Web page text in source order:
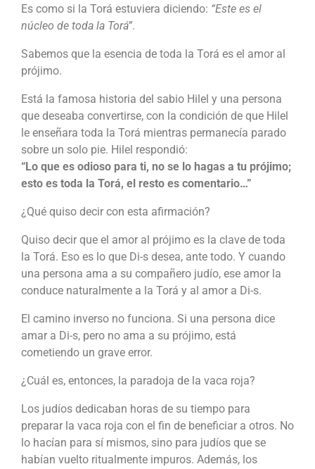
Es como si la Torá estuviera diciendo: “Este es el
núcleo de toda la Torá”.
Sabemos que la esencia de toda la Torá es el amor al
prójimo.
Está la famosa historia del sabio Hilel y una persona
que deseaba convertirse, con la condición de que Hilel
le enseñara toda la Torá mientras permanecía parado
sobre un solo pie. Hilel respondió:
“Lo que es odioso para ti, no se lo hagas a tu prójimo;
esto es toda la Torá, el resto es comentario…”
¿Qué quiso decir con esta afirmación?
Quiso decir que el amor al prójimo es la clave de toda
la Torá. Eso es lo que Di-s desea, ante todo. Y cuando
una persona ama a su compañero judío, ese amor la
conduce naturalmente a la Torá y al amor a Di-s.
El camino inverso no funciona. Si una persona dice
amar a Di-s, pero no ama a su prójimo, está
cometiendo un grave error.
¿Cuál es, entonces, la paradoja de la vaca roja?
Los judíos dedicaban horas de su tiempo para
preparar la vaca roja con el fin de beneficiar a otros. No
lo hacían para sí mismos, sino para judíos que se
habían vuelto ritualmente impuros. Además, los